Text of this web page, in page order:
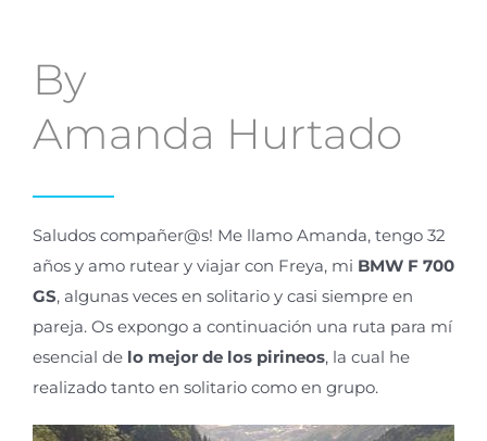
By
Amanda Hurtado
Saludos compañer@s! Me llamo Amanda, tengo 32
años y amo rutear y viajar con Freya, mi BMW F 700
GS, algunas veces en solitario y casi siempre en
pareja. Os expongo a continuación una ruta para mí
esencial de lo mejor de los pirineos, la cual he
realizado tanto en solitario como en grupo.